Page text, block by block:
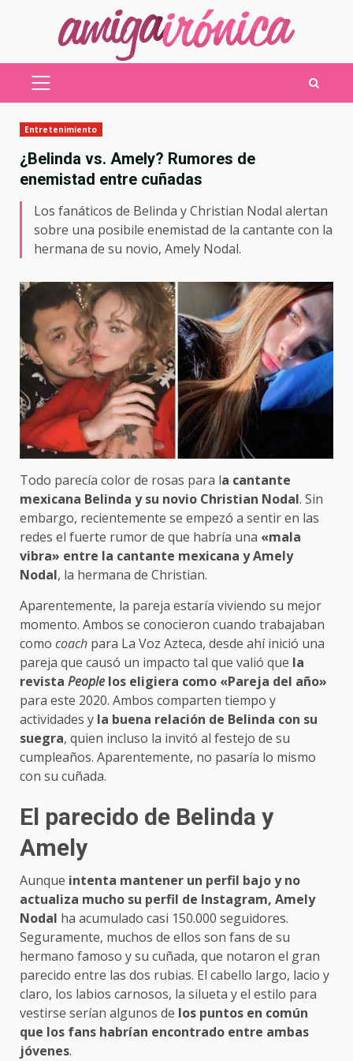
MENÚ
Entretenimiento
¿Belinda vs. Amely? Rumores de
enemistad entre cuñadas
Los fanáticos de Belinda y Christian Nodal alertan
sobre una posibile enemistad de la cantante con la
hermana de su novio, Amely Nodal.
Todo parecía color de rosas para la cantante
mexicana Belinda y su novio Christian Nodal. Sin
embargo, recientemente se empezó a sentir en las
redes el fuerte rumor de que habría una «mala
vibra» entre la cantante mexicana y Amely
Nodal, la hermana de Christian.
Aparentemente, la pareja estaría viviendo su mejor
momento. Ambos se conocieron cuando trabajaban
como coach para La Voz Azteca, desde ahí inició una
pareja que causó un impacto tal que valió que la
revista People los eligiera como «Pareja del año»
para este 2020. Ambos comparten tiempo y
actividades y la buena relación de Belinda con su
suegra, quien incluso la invitó al festejo de su
cumpleaños. Aparentemente, no pasaría lo mismo
con su cuñada.
El parecido de Belinda y
Amely
Aunque intenta mantener un perfil bajo y no
actualiza mucho su perfil de Instagram, Amely
Nodal ha acumulado casi 150.000 seguidores.
Seguramente, muchos de ellos son fans de su
hermano famoso y su cuñada, que notaron el gran
parecido entre las dos rubias. El cabello largo, lacio y
claro, los labios carnosos, la silueta y el estilo para
vestirse serían algunos de los puntos en común
que los fans habrían encontrado entre ambas
jóvenes.